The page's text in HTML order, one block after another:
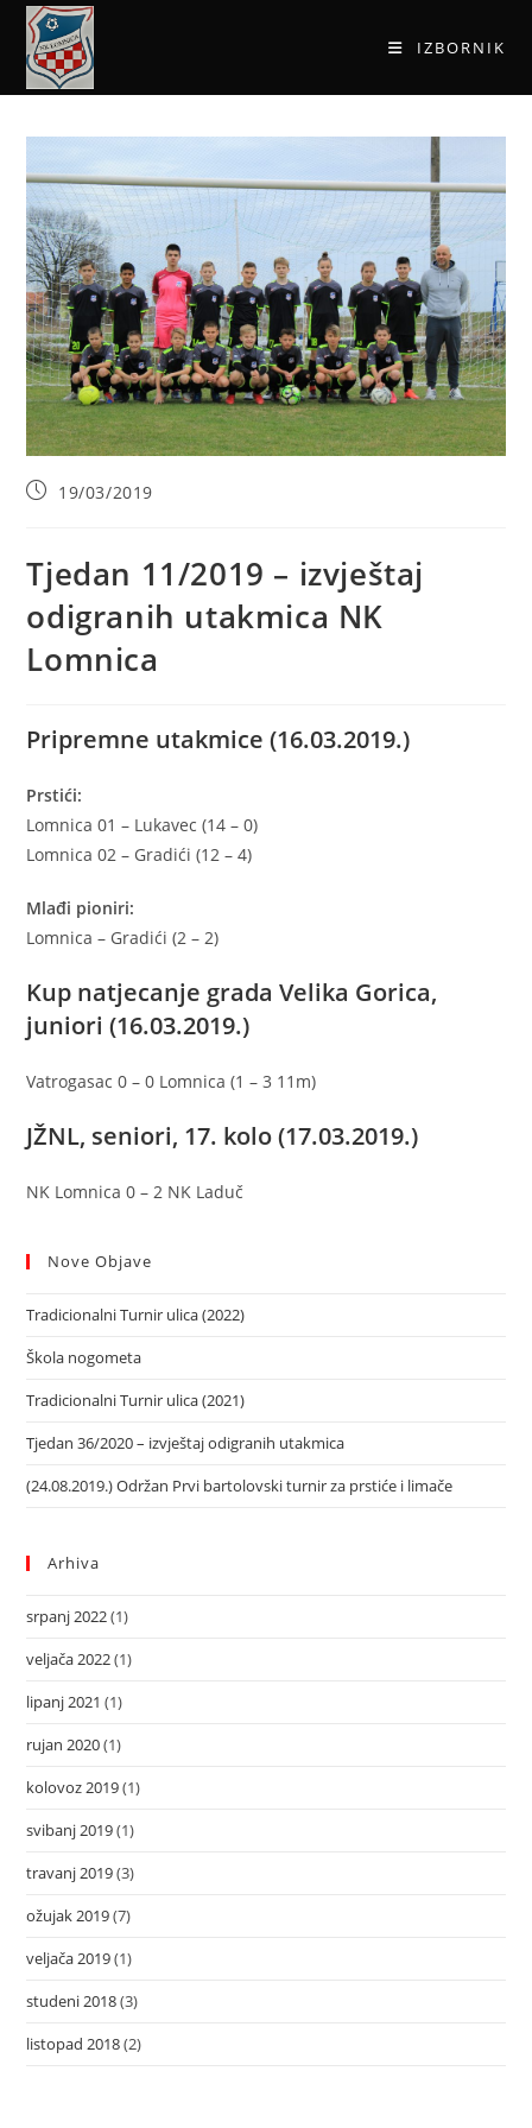
IZBORNIK
19/03/2019
Tjedan 11/2019 – izvještaj
odigranih utakmica NK
Lomnica
Pripremne utakmice (16.03.2019.)
Prstići:
Lomnica 01 – Lukavec (14 – 0)
Lomnica 02 – Gradići (12 – 4)
Mlađi pioniri:
Lomnica – Gradići (2 – 2)
Kup natjecanje grada Velika Gorica,
juniori (16.03.2019.)
Vatrogasac 0 – 0 Lomnica (1 – 3 11m)
JŽNL, seniori, 17. kolo (17.03.2019.)
NK Lomnica 0 – 2 NK Laduč
Nove Objave
Tradicionalni Turnir ulica (2022)
Škola nogometa
Tradicionalni Turnir ulica (2021)
Tjedan 36/2020 – izvještaj odigranih utakmica
(24.08.2019.) Održan Prvi bartolovski turnir za prstiće i limače
Arhiva
srpanj 2022(1)
veljača 2022(1)
lipanj 2021 (1)
rujan 2020(1)
kolovoz 2019(1)
svibanj 2019(1)
travanj 2019(3)
ožujak 2019(7)
veljača 2019(1)
studeni 2018(3)
listopad 2018(2)